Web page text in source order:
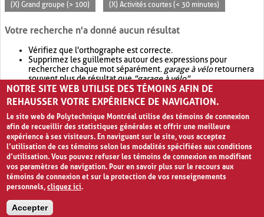
(X) Grand groupe (> 100) (X) Activités courtes (< 30 minutes)
Votre recherche n'a donné aucun résultat
Vérifiez que l'orthographe est correcte.
Supprimez les guillemets autour des expressions pour
rechercher chaque mot séparément. garage à véloretournera
souvent plus de résultat que"garage à vélo".
Envisagez d'élargir votre recherche avec OR.garage OR vélo
retournera souvent plus de résultat quegarage à vélo
NOTRE SITE WEB UTILISE DES TÉMOINS AFIN DE
REHAUSSER VOTRE EXPÉRIENCE DE NAVIGATION.
Le site web de Polytechnique Montréal utilise des témoins de connexion
afin de recueillir des statistiques générales et offrir une meilleure
expérience à ses visiteurs. En naviguant sur le site, vous acceptez
l’utilisation de ces témoins selon les modalités spécifiées aux conditions
d’utilisation. Vous pouvez refuser les témoins de connexion en modifiant
vos paramètres de navigation. Pour en savoir plus sur le recours aux
témoins de connexion et sur la protection de vos renseignements
personnels,cliquez ici.
Accepter